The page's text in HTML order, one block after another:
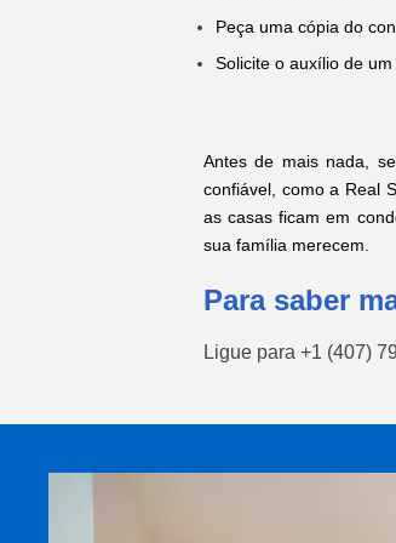
Peça uma cópia do
Solicite o auxílio de
Antes de mais nada,
confiável, como a Real
as casas ficam em
sua família merecem.
Para saber
Ligue para +1 (407)